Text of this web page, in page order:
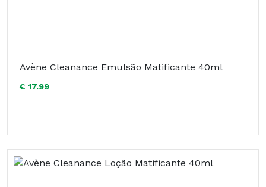
Avène Cleanance Emulsão Matificante 40ml
€ 17.99